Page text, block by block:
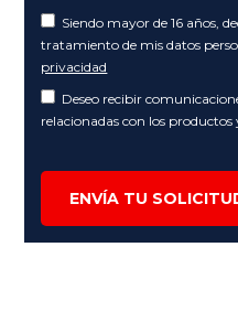
Siendo mayor de 16 años,
tratamiento de mis datos
privacidad
Deseo recibir
relacionadas con los
ENVÍA TU